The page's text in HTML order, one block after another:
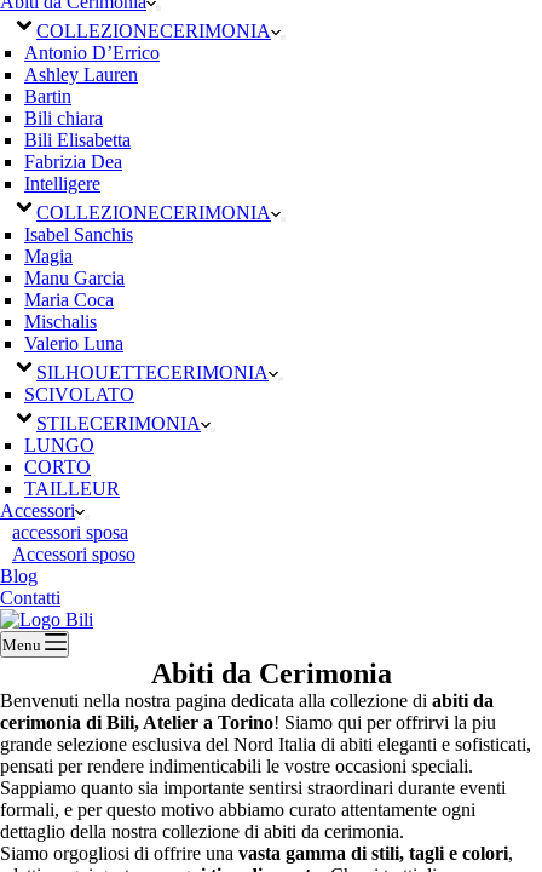
COLLEZIONECERIMONIA
Antonio D’Errico
Ashley Lauren
Bartin
Bili chiara
Bili Elisabetta
Fabrizia Dea
Intelligere
COLLEZIONECERIMONIA
Isabel Sanchis
Magia
Manu Garcia
Maria Coca
Mischalis
Valerio Luna
SILHOUETTECERIMONIA
SCIVOLATO
STILECERIMONIA
LUNGO
CORTO
TAILLEUR
Accessori
accessori sposa
Accessori sposo
Blog
Contatti
Menu
Abiti da Cerimonia
Benvenuti nella nostra pagina dedicata alla collezione di abiti da
cerimonia di Bili, Atelier a Torino! Siamo qui per offrirvi la piu
grande selezione esclusiva del Nord Italia di abiti eleganti e sofisticati,
pensati per rendere indimenticabili le vostre occasioni speciali.
Sappiamo quanto sia importante sentirsi straordinari durante eventi
formali, e per questo motivo abbiamo curato attentamente ogni
dettaglio della nostra collezione di abiti da cerimonia.
Siamo orgogliosi di offrire una vasta gamma di stili, tagli e colori,